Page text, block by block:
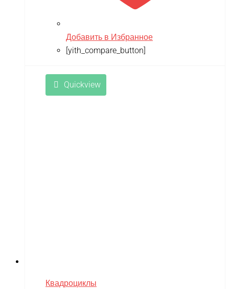
Добавить в Избранное
[yith_compare_button]
Quickview
Квадроциклы